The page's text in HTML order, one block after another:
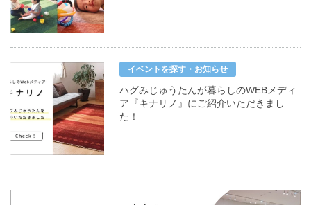
イベントを探す・お知らせ
ハグみじゅうたんが暮らしのWEBメディ
ア『キナリノ』にご紹介いただきまし
た！